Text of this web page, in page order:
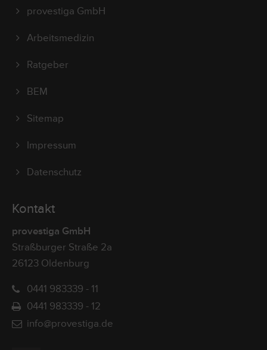
provestiga GmbH
Arbeitsmedizin
Ratgeber
BEM
Sitemap
Impressum
Datenschutz
Kontakt
provestiga GmbH
Straßburger Straße 2a
26123 Oldenburg
0441 983339 - 11
0441 983339 - 12
info@provestiga.de